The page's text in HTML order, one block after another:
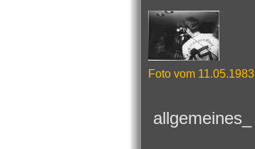
Foto vom 11.05.1983
allgemeines_